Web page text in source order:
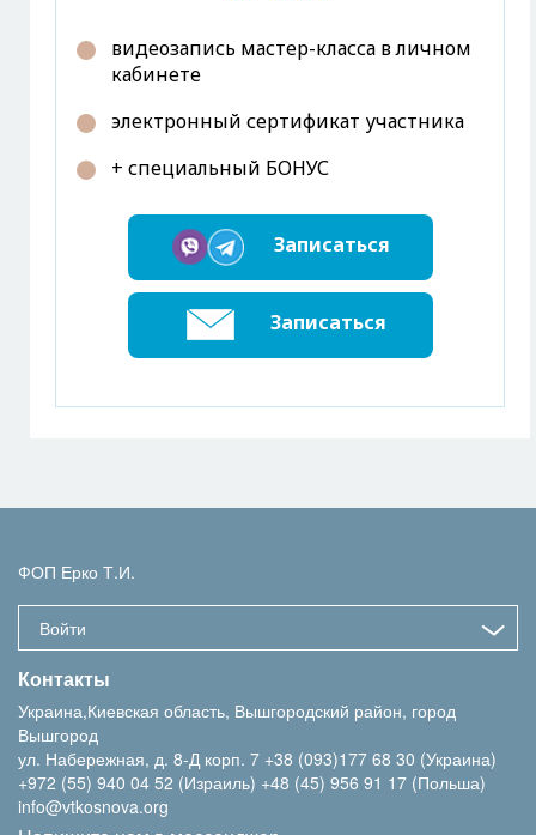
видеозапись мастер-класса в личном
кабинете
электронный сертификат участника
+ специальный БОНУС
Записаться
Записаться
ФОП Ерко Т.И.
Войти
Контакты
Украина,Киевская область, Вышгородский район, город
Вышгород
ул. Набережная, д. 8-Д корп. 7 +38 (093)177 68 30 (Украина)
+972 (55) 940 04 52 (Израиль) +48 (45) 956 91 17 (Польша)
info@vtkosnova.org